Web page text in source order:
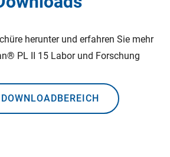
herunter und erfahren Sie mehr
PL II 15 Labor und Forschung